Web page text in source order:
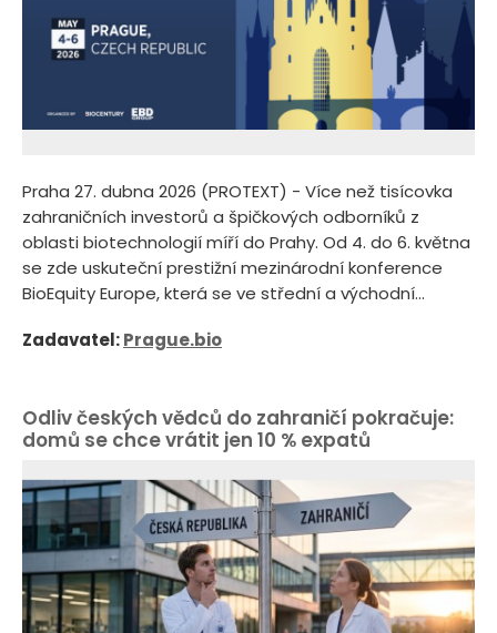
Praha 27. dubna 2026 (PROTEXT) - Více než tisícovka
zahraničních investorů a špičkových odborníků z
oblasti biotechnologií míří do Prahy. Od 4. do 6. května
se zde uskuteční prestižní mezinárodní konference
BioEquity Europe, která se ve střední a východní...
Zadavatel:Prague.bio
Odliv českých vědců do zahraničí pokračuje:
domů se chce vrátit jen 10 % expatů